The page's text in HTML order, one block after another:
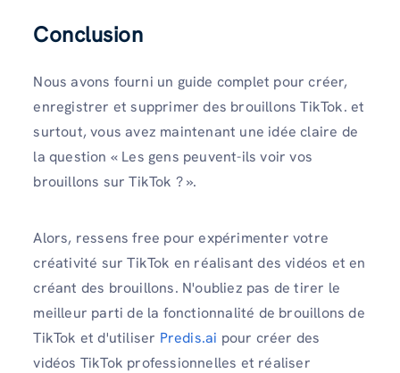
Conclusion
Nous avons fourni un guide complet pour créer,
enregistrer et supprimer des brouillons TikTok. et
surtout, vous avez maintenant une idée claire de
la question « Les gens peuvent-ils voir vos
brouillons sur TikTok ? ».
Alors, ressens free pour expérimenter votre
créativité sur TikTok en réalisant des vidéos et en
créant des brouillons. N'oubliez pas de tirer le
meilleur parti de la fonctionnalité de brouillons de
TikTok et d'utiliser Predis.ai pour créer des
vidéos TikTok professionnelles et réaliser